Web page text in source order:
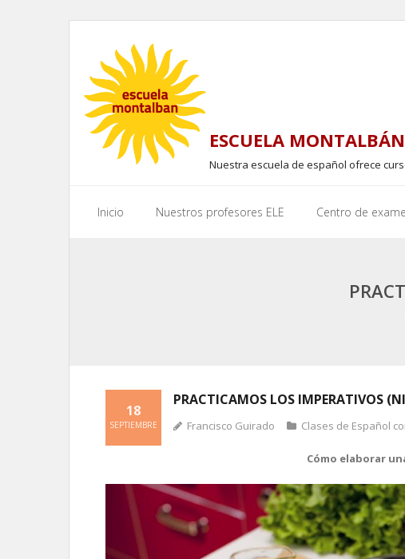
content
ESCUELA
Nuestra escuela de español ofrece
Inicio Nuestros profesores ELE Centro de
PRACTICAMOS LOS IMPERATIVOS
18
SEPTIEMBRE Francisco Guirado Clases de Español
Cómo elaborar